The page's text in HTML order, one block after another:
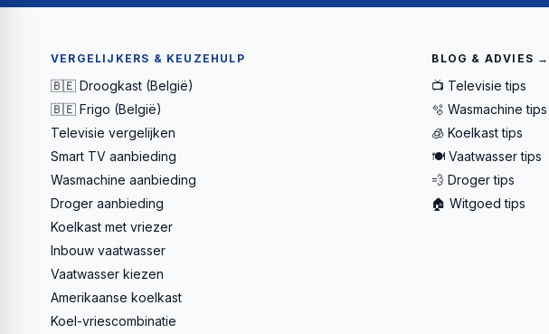
VERGELIJKERS & KEUZEHULP
🇧🇪 Droogkast (België)
🇧🇪 Frigo (België)
Televisie vergelijken
Smart TV aanbieding
Wasmachine aanbieding
Droger aanbieding
Koelkast met vriezer
Inbouw vaatwasser
Vaatwasser kiezen
Amerikaanse koelkast
Koel-vriescombinatie
BLOG & ADVIES →
📺 Televisie tips
🫧 Wasmachine tips
🧊 Koelkast tips
🍽️ Vaatwasser tips
💨 Droger tips
🏠 Witgoed tips